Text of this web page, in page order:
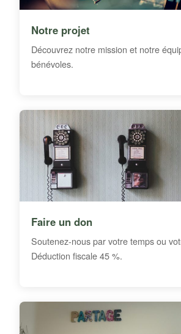
Notre projet
Découvrez notre mission et notre
bénévoles.
Faire un don
Soutenez-nous par votre temps ou
Déduction fiscale 45 %.